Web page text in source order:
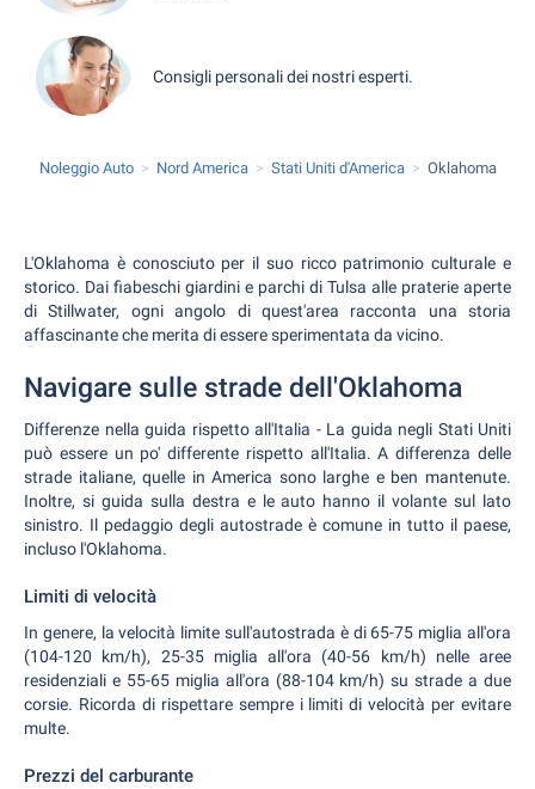
Consigli personali dei nostri esperti.
Noleggio Auto Nord America Stati Uniti d'America Oklahoma
L'Oklahoma è conosciuto per il suo ricco patrimonio culturale e
storico. Dai fiabeschi giardini e parchi di Tulsa alle praterie aperte
di Stillwater, ogni angolo di quest'area racconta una storia
affascinante che merita di essere sperimentata da vicino.
Navigare sulle strade dell'Oklahoma
Differenze nella guida rispetto all'Italia - La guida negli Stati Uniti
può essere un po' differente rispetto all'Italia. A differenza delle
strade italiane, quelle in America sono larghe e ben mantenute.
Inoltre, si guida sulla destra e le auto hanno il volante sul lato
sinistro. Il pedaggio degli autostrade è comune in tutto il paese,
incluso l'Oklahoma.
Limiti di velocità
In genere, la velocità limite sull'autostrada è di 65-75 miglia all'ora
(104-120 km/h), 25-35 miglia all'ora (40-56 km/h) nelle aree
residenziali e 55-65 miglia all'ora (88-104 km/h) su strade a due
corsie. Ricorda di rispettare sempre i limiti di velocità per evitare
multe.
Prezzi del carburante